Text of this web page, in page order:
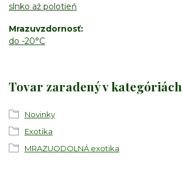
slnko až polotieň
Mrazuvzdornosť
do -20°C
Tovar zaradený v kategóriách
Novinky
Exotika
MRAZUODOLNÁ exotika